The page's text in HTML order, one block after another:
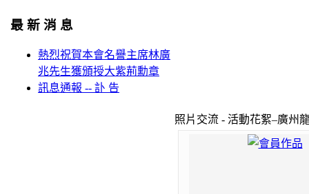
最 新 消 息
熱烈祝賀本會名譽主席林廣
兆先生獲頒授大紫荊勳章
訊息通報 -- 訃 告
照片交流 - 活動花絮–廣州